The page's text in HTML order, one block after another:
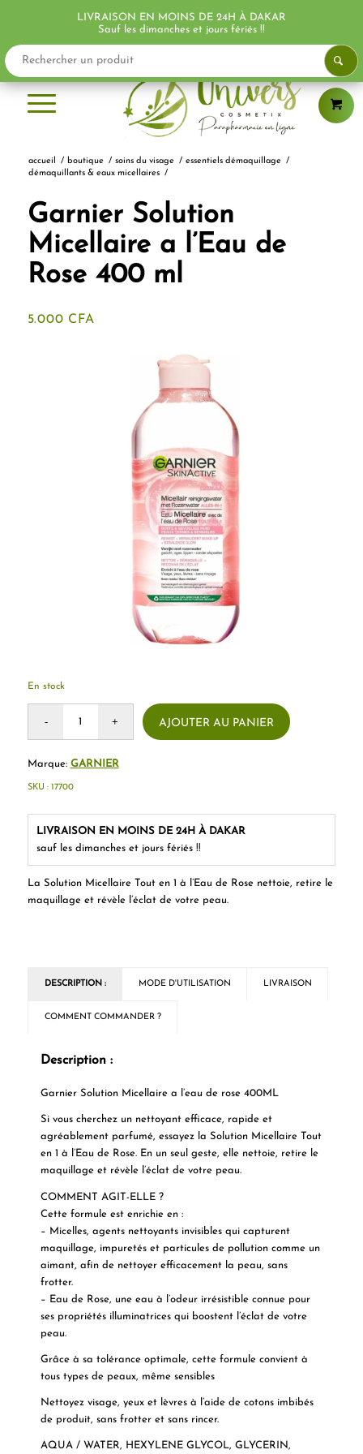
accueil / boutique / soins du visage / essentiels démaquillage
/
démaquillants & eaux micellaires /
Garnier Solution
Micellaire a l’Eau de
Rose 400 ml
5.000 CFA
La Solution Micellaire Tout en 1 à l’Eau de Rose nettoie, retire le
maquillage et révèle l’éclat de votre peau.
En stock
AJOUTER AU PANIER
Marque: GARNIER
LIVRAISON EN MOINS DE 24H À DAKAR
sauf les dimanches et jours fériés !!
SKU : 17700
DESCRIPTION : MODE D'UTILISATION LIVRAISON
COMMENT COMMANDER ?
Description :
Garnier Solution Micellaire a l’eau de rose 400ML
Si vous cherchez un nettoyant efficace, rapide et
agréablement parfumé, essayez la Solution Micellaire Tout
en 1 à l’Eau de Rose. En un seul geste, elle nettoie, retire le
maquillage et révèle l’éclat de votre peau.
COMMENT AGIT-ELLE ?
Cette formule est enrichie en :
– Micelles, agents nettoyants invisibles qui capturent
maquillage, impuretés et particules de pollution comme un
aimant, afin de nettoyer efficacement la peau, sans
frotter.
– Eau de Rose, une eau à l’odeur irrésistible connue pour
ses propriétés illuminatrices qui boostent l’éclat de votre
peau.
Grâce à sa tolérance optimale, cette formule convient à
tous types de peaux, même sensibles
Nettoyez visage, yeux et lèvres à l’aide de cotons imbibés
de produit, sans frotter et sans rincer.
AQUA / WATER, HEXYLENE GLYCOL, GLYCERIN,
LIVRAISON EN MOINS DE 24H À DAKAR
Sauf les dimanches et jours fériés !!